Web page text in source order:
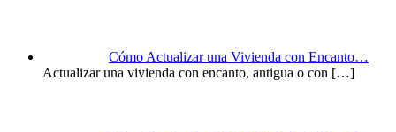
Cómo Actualizar una Vivienda con Encanto…
Actualizar una vivienda con encanto, antigua o con […]